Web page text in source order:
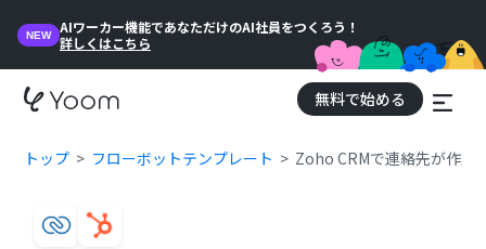
NEW
AIワーカー機能であなただけのAI社員をつくろう！
詳しくはこちら
無料で始める
トップ フローボットテンプレート Zoho CRMで連絡先が作成